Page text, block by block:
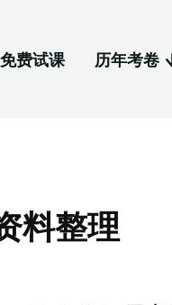
费试课 历年考卷
料整理